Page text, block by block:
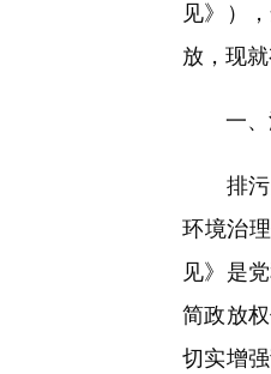
见》）
放，现
一、深
排污口
环境治
见》是
简政放
切实增